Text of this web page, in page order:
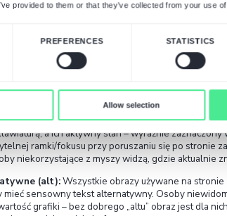
Alternatywy dla gestów typu
osób mających trudności z
Spójna pomoc i
Authentication”)– ułatwiają
metody logowania
zaburzeniami poznawczymi).
Redukcja powtarzania danych
wielokrotnego wpisywania tych
kopiowanie adresu z pola do pola),
pamięcią.